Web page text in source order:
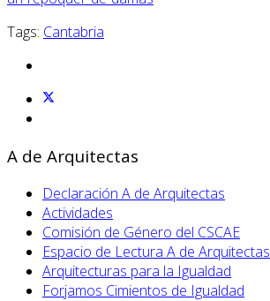
Tags: Cantabria
A de Arquitectas
Declaración A de Arquitectas
Actividades
Comisión de Género del CSCAE
Espacio de Lectura A de Arquitectas
Arquitecturas para la Igualdad
Forjamos Cimientos de Igualdad